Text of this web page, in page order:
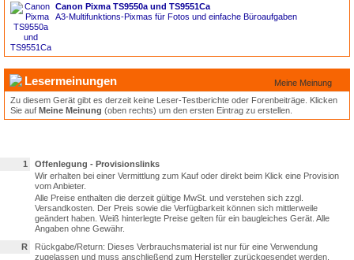
Canon Pixma TS9550a und TS9551Ca
A3-Multifunktions-Pixmas für Fotos und einfache Büroaufgaben
Lesermeinungen
Meine Meinung
Zu diesem Gerät gibt es derzeit keine Leser-Testberichte oder Forenbeiträge. Klicken
Sie auf Meine Meinung (oben rechts) um den ersten Eintrag zu erstellen.
1
Offenlegung - Provisionslinks
Wir erhalten bei einer Vermittlung zum Kauf oder direkt beim Klick eine Provision
vom Anbieter.
Alle Preise enthalten die derzeit gültige MwSt. und verstehen sich zzgl.
Versandkosten. Der Preis sowie die Verfügbarkeit können sich mittlerweile
geändert haben. Weiß hinterlegte Preise gelten für ein baugleiches Gerät. Alle
Angaben ohne Gewähr.
R
Rückgabe/Return: Dieses Verbrauchsmaterial ist nur für eine Verwendung
zugelassen und muss anschließend zum Hersteller zurückgesendet werden.